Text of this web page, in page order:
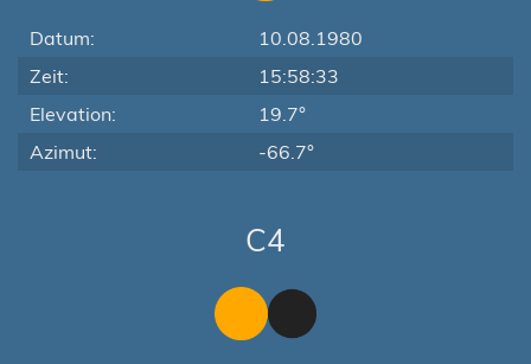
Datum:
10.08.1980
Zeit:
15:58:33
Elevation:
19.7°
Azimut:
-66.7°
C4